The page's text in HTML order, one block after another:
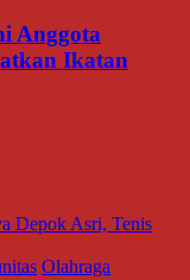
Anggota
Ikatan
Olahraga